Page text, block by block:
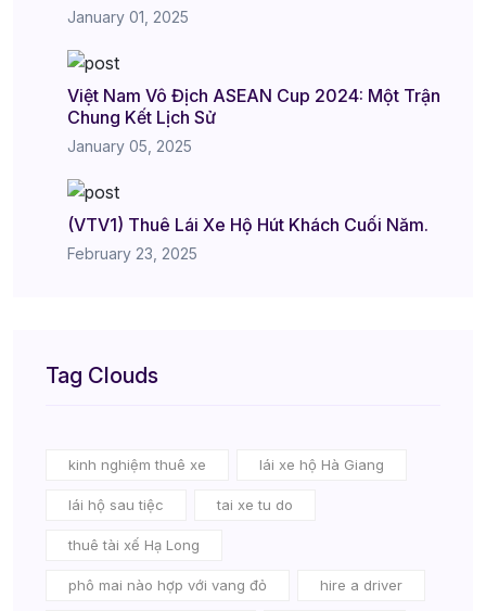
January 01, 2025
Việt Nam Vô Địch ASEAN Cup 2024: Một Trận
Chung Kết Lịch Sử
January 05, 2025
(VTV1) Thuê Lái Xe Hộ Hút Khách Cuối Năm.
February 23, 2025
Tag Clouds
kinh nghiệm thuê xe lái xe hộ Hà Giang
lái hộ sau tiệc tai xe tu do
thuê tài xế Hạ Long
phô mai nào hợp với vang đỏ hire a driver